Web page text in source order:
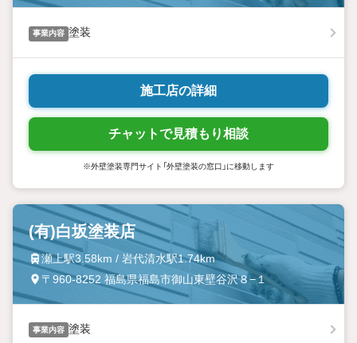
事業内容 塗装
施工店の詳細
チャットで見積もり相談
※外壁塗装専門サイト「外壁塗装の窓口」に移動します
(有)白坂塗装店
瀬上駅3.58km / 岩代清水駅1.74km
〒960-8252 福島県福島市御山東壁谷沢８−１
事業内容 塗装